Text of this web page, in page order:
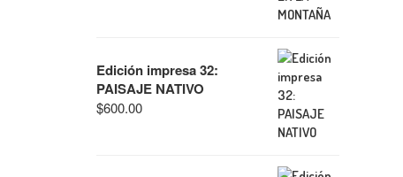
Edición impresa 32:
PAISAJE NATIVO
$600.00